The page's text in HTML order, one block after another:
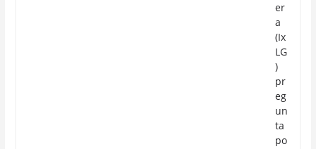
er
a
(Ix
LG
)
pr
eg
un
ta
po